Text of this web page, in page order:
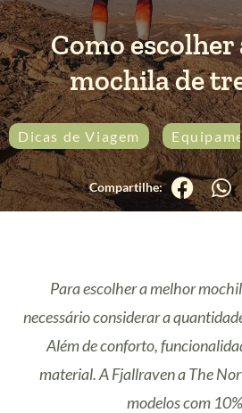
Como
mochila de
Dicas de Viagem
Para escolher a melhor
necessário considerar a
Além de conforto,
material. A Fjallraven a The
modelos com